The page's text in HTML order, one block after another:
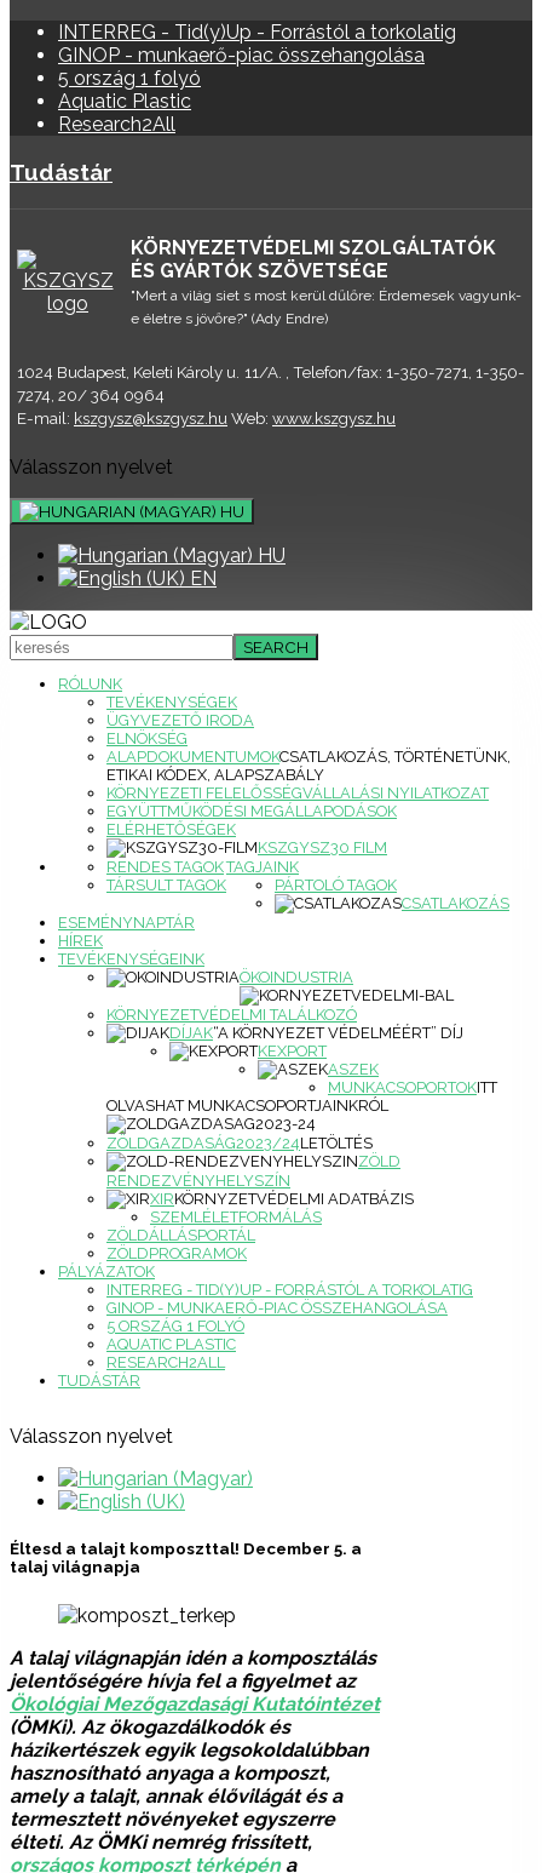
INTERREG - Tid(y)Up - Forrástól a torkolatig
GINOP - munkaerő-piac összehangolása
5 ország 1 folyó
Aquatic Plastic
Research2All
Tudástár
KÖRNYEZETVÉDELMI SZOLGÁLTATÓK
ÉS GYÁRTÓK SZÖVETSÉGE
"Mert a világ siet s most kerül dűlőre: Érdemesek vagyunk-
e életre s jövőre?" (Ady Endre)
1024 Budapest, Keleti Károly u. 11/A. , Telefon/fax: 1-350-7271, 1-350-
7274, 20/ 364 0964
E-mail: kszgysz@kszgysz.hu Web: www.kszgysz.hu
Válasszon nyelvet
HU
HU
EN
SEARCH
RÓLUNK
TEVÉKENYSÉGEK
ÜGYVEZETŐ IRODA
ELNÖKSÉG
ALAPDOKUMENTUMOKCSATLAKOZÁS, TÖRTÉNETÜNK,
ETIKAI KÓDEX, ALAPSZABÁLY
KÖRNYEZETI FELELŐSSÉGVÁLLALÁSI NYILATKOZAT
EGYÜTTMŰKÖDÉSI MEGÁLLAPODÁSOK
ELÉRHETŐSÉGEK
KSZGYSZ30 FILM
TAGJAINK
RENDES TAGOK
TÁRSULT TAGOK
PÁRTOLÓ TAGOK
CSATLAKOZÁS
ESEMÉNYNAPTÁR
HÍREK
TEVÉKENYSÉGEINK
ÖKOINDUSTRIA
KÖRNYEZETVÉDELMI TALÁLKOZÓ
DÍJAK“A KÖRNYEZET VÉDELMÉÉRT” DÍJ
KEXPORT
ASZEK
MUNKACSOPORTOKITT
OLVASHAT MUNKACSOPORTJAINKRÓL
ZÖLDGAZDASÁG2023/24LETÖLTÉS
ZÖLD
RENDEZVÉNYHELYSZÍN
XIRKÖRNYZETVÉDELMI ADATBÁZIS
SZEMLÉLETFORMÁLÁS
ZÖLDÁLLÁSPORTÁL
ZÖLDPROGRAMOK
PÁLYÁZATOK
INTERREG - TID(Y)UP - FORRÁSTÓL A TORKOLATIG
GINOP - MUNKAERŐ-PIAC ÖSSZEHANGOLÁSA
5 ORSZÁG 1 FOLYÓ
AQUATIC PLASTIC
RESEARCH2ALL
TUDÁSTÁR
Válasszon nyelvet
Éltesd a talajt komposzttal! December 5. a
talaj világnapja
A talaj világnapján idén a komposztálás
jelentőségére hívja fel a figyelmet az
Ökológiai Mezőgazdasági Kutatóintézet
(ÖMKi). Az ökogazdálkodók és
házikertészek egyik legsokoldalúbban
hasznosítható anyaga a komposzt,
amely a talajt, annak élővilágát és a
termesztett növényeket egyszerre
élteti. Az ÖMKi nemrég frissített,
országos komposzt térképéna